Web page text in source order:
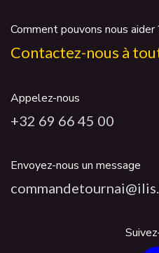
Comment pouvons nous aider
Contactez-nous à
Appelez-nous
+32 69 66 45 00
Envoyez-nous un message